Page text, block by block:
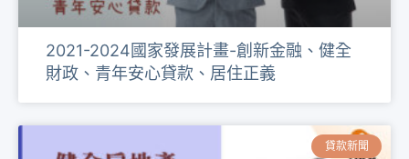
2021-2024國家發展計畫-創新金融、健全
財政、青年安心貸款、居住正義
貸款新聞